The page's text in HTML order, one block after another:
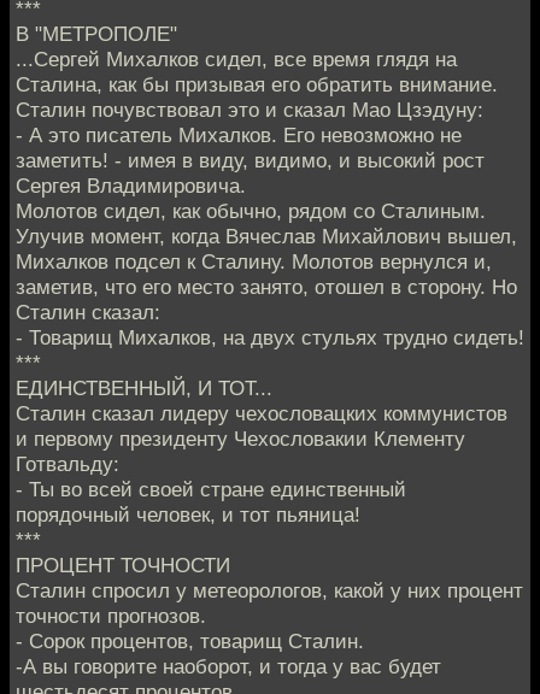
***
В "МЕТРОПОЛЕ"
...Сергей Михалков сидел, все время глядя на
Сталина, как бы призывая его обратить внимание.
Сталин почувствовал это и сказал Мао Цзэдуну:
- А это писатель Михалков. Его невозможно не
заметить! - имея в виду, видимо, и высокий рост
Сергея Владимировича.
Молотов сидел, как обычно, рядом со Сталиным.
Улучив момент, когда Вячеслав Михайлович вышел,
Михалков подсел к Сталину. Молотов вернулся и,
заметив, что его место занято, отошел в сторону. Но
Сталин сказал:
- Товарищ Михалков, на двух стульях трудно сидеть!
***
ЕДИНСТВЕННЫЙ, И ТОТ...
Сталин сказал лидеру чехословацких коммунистов
и первому президенту Чехословакии Клементу
Готвальду:
- Ты во всей своей стране единственный
порядочный человек, и тот пьяница!
***
ПРОЦЕНТ ТОЧНОСТИ
Сталин спросил у метеорологов, какой у них процент
точности прогнозов.
- Сорок процентов, товарищ Сталин.
-А вы говорите наоборот, и тогда у вас будет